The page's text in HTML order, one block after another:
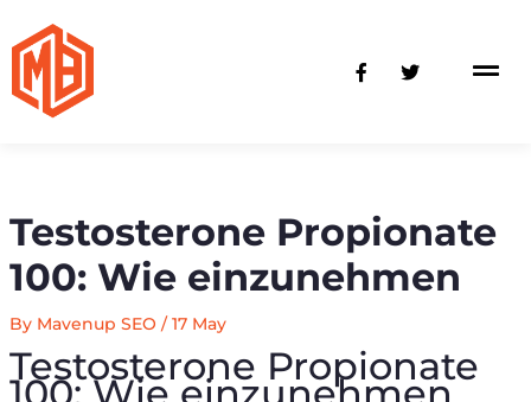
content
F
a
f
T
w
Testosterone Propionate
100: Wie einzunehmen
By Mavenup SEO / 17 May
Testosterone Propionate